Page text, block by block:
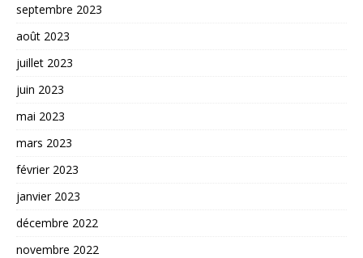
septembre 2023
août 2023
juillet 2023
juin 2023
mai 2023
mars 2023
février 2023
janvier 2023
décembre 2022
novembre 2022